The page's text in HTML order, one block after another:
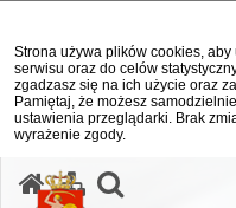
Strona używa plików cookies, aby
serwisu oraz do celów
zgadzasz się na ich użycie oraz
Pamiętaj, że możesz
ustawienia przeglądarki. Brak
wyrażenie zgody.